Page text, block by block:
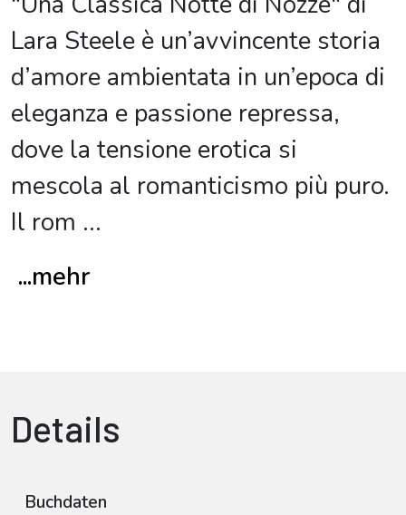
Lara Steele è un’avvincente storia
d’amore ambientata in un’epoca di
eleganza e passione repressa,
dove la tensione erotica si
mescola al romanticismo più puro.
Il rom ...
...mehr
Details
Buchdaten